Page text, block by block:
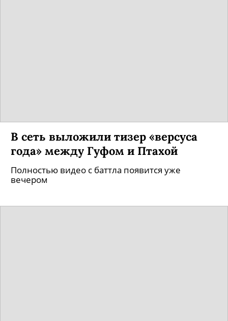
В сеть выложили тизер «версуса
года» между Гуфом и Птахой
Полностью видео с баттла появится уже
вечером